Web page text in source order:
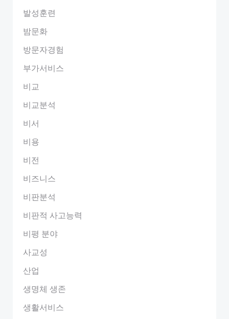
발성훈련
밤문화
방문자경험
부가서비스
비교
비교분석
비서
비용
비전
비즈니스
비판분석
비판적 사고능력
비평 분야
사교성
산업
생명체 생존
생활서비스